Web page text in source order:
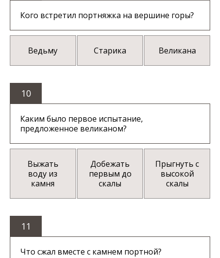
Кого встретил портняжка на вершине горы?
Ведьму Старика Великана
10
Каким было первое испытание,
предложенное великаном?
Выжать
воду из
камня
Добежать
первым до
скалы
Прыгнуть с
высокой
скалы
11
Что сжал вместе с камнем портной?